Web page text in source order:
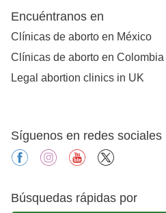
Encuéntranos en
Clínicas de aborto en México
Clínicas de aborto en Colombia
Legal abortion clinics in UK
Síguenos en redes sociales
facebookinstagramyoutube
Búsquedas rápidas por